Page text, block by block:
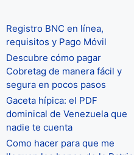
Registro BNC en línea,
requisitos y Pago Móvil
Descubre cómo pagar
Cobretag de manera fácil y
segura en pocos pasos
Gaceta hípica: el PDF
dominical de Venezuela que
nadie te cuenta
Como hacer para que me